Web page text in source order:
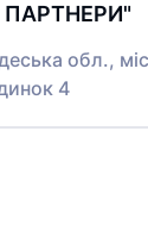
ПАРТНЕРИ"
обл.,
4